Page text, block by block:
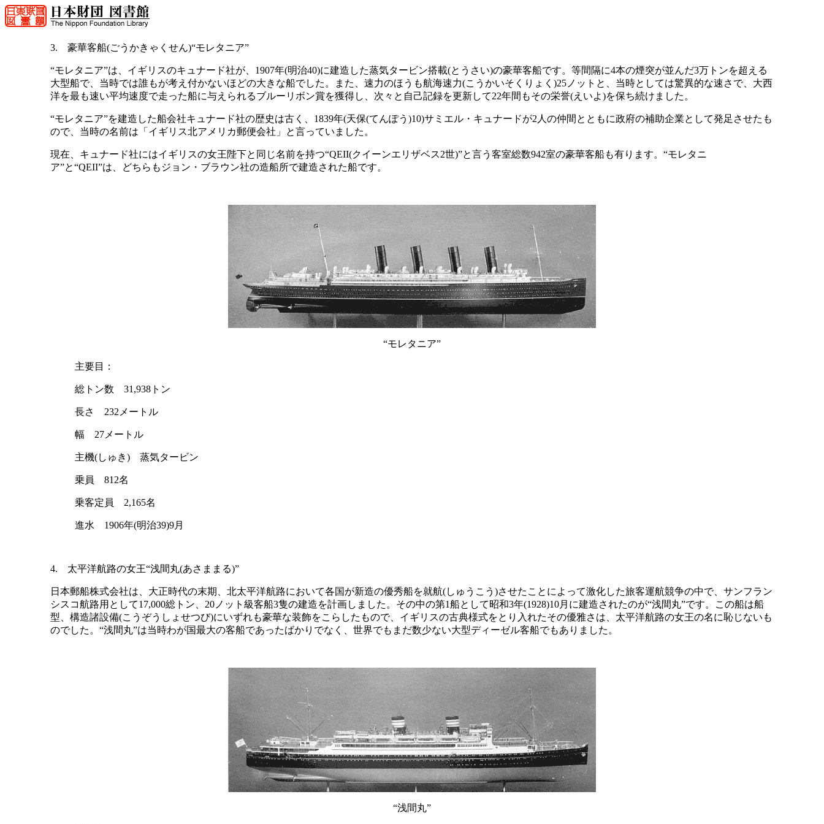
3. 豪華客船(ごうかきゃくせん)“モレタニア”
“モレタニア”は、イギリスのキュナード社が、1907年(明治40)に建造した蒸気タービン搭載(とうさい)の豪華客船です。等間隔に4本の煙突が並んだ3万トンを超える
大型船で、当時では誰もが考え付かないほどの大きな船でした。また、速力のほうも航海速力(こうかいそくりょく)25ノットと、当時としては驚異的な速さで、大西
洋を最も速い平均速度で走った船に与えられるブルーリボン賞を獲得し、次々と自己記録を更新して22年間もその栄誉(えいよ)を保ち続けました。
“モレタニア”を建造した船会社キュナード社の歴史は古く、1839年(天保(てんぽう)10)サミエル・キュナードが2人の仲間とともに政府の補助企業として発足させたも
ので、当時の名前は「イギリス北アメリカ郵便会社」と言っていました。
現在、キュナード社にはイギリスの女王陛下と同じ名前を持つ“QEII(クイーンエリザベス2世)”と言う客室総数942室の豪華客船も有ります。“モレタニ
ア”と“QEII”は、どちらもジョン・ブラウン社の造船所で建造された船です。
“モレタニア”
主要目：
総トン数 31,938トン
長さ 232メートル
幅 27メートル
主機(しゅき) 蒸気タービン
乗員 812名
乗客定員 2,165名
進水 1906年(明治39)9月
4. 太平洋航路の女王“浅間丸(あさままる)”
日本郵船株式会社は、大正時代の末期、北太平洋航路において各国が新造の優秀船を就航(しゅうこう)させたことによって激化した旅客運航競争の中で、サンフラン
シスコ航路用として17,000総トン、20ノット級客船3隻の建造を計画しました。その中の第1船として昭和3年(1928)10月に建造されたのが“浅間丸”です。この船は船
型、構造諸設備(こうぞうしょせつび)にいずれも豪華な装飾をこらしたもので、イギリスの古典様式をとり入れたその優雅さは、太平洋航路の女王の名に恥じないも
のでした。“浅間丸”は当時わが国最大の客船であったばかりでなく、世界でもまだ数少ない大型ディーゼル客船でもありました。
“浅間丸”